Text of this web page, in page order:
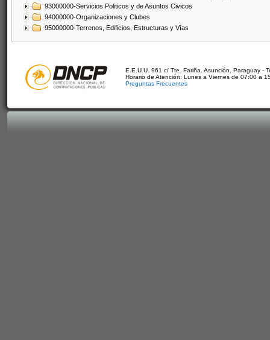
93000000-Servicios Politicos y de Asuntos Civicos
94000000-Organizaciones y Clubes
95000000-Terrenos, Edificios, Estructuras y Vías
E.E.U.U. 961 c/ Tte. Fariña. Asunción, Paraguay -
Horario de Atención: Lunes a Viernes de 07:00 a
Preguntas Frecuentes